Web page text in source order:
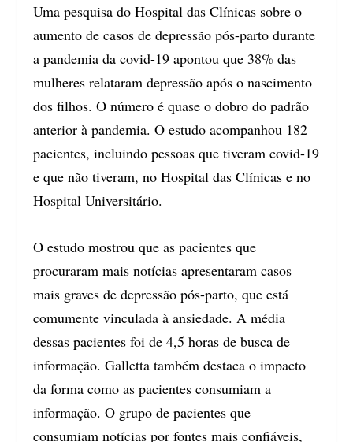
Uma pesquisa do Hospital das Clínicas sobre o
aumento de casos de depressão pós-parto durante
a pandemia da covid-19 apontou que 38% das
mulheres relataram depressão após o nascimento
dos filhos. O número é quase o dobro do padrão
anterior à pandemia. O estudo acompanhou 182
pacientes, incluindo pessoas que tiveram covid-19
e que não tiveram, no Hospital das Clínicas e no
Hospital Universitário.
O estudo mostrou que as pacientes que
procuraram mais notícias apresentaram casos
mais graves de depressão pós-parto, que está
comumente vinculada à ansiedade. A média
dessas pacientes foi de 4,5 horas de busca de
informação. Galletta também destaca o impacto
da forma como as pacientes consumiam a
informação. O grupo de pacientes que
consumiam notícias por fontes mais confiáveis,